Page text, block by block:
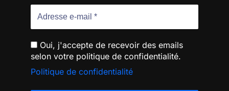
Oui, j'accepte de recevoir des emails
selon votre politique de confidentialité.
Politique de confidentialité